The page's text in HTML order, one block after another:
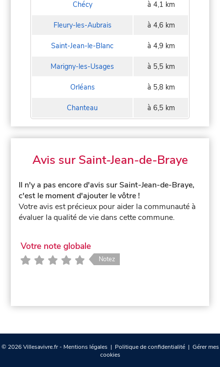
Chécy à 4,1 km
Fleury-les-Aubrais à 4,6 km
Saint-Jean-le-Blanc à 4,9 km
Marigny-les-Usages à 5,5 km
Orléans à 5,8 km
Chanteau à 6,5 km
Avis sur Saint-Jean-de-Braye
Il n'y a pas encore d'avis sur Saint-Jean-de-Braye,
c'est le moment d'ajouter le vôtre !
Votre avis est précieux pour aider la communauté à
évaluer la qualité de vie dans cette commune.
Votre note globale
Notez
© 2026 Villesavivre.fr - Mentions légales| Politique de confidentialité| Gérer mes
cookies